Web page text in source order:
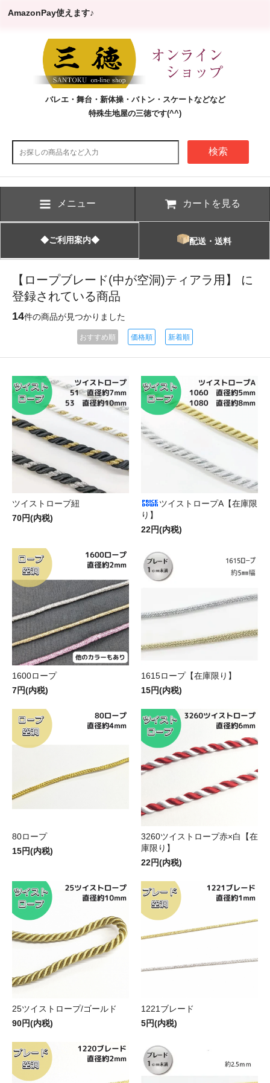
AmazonPay使えます♪
バレエ・舞台・新体操・バトン・スケートなどなど
特殊生地屋の三徳です(^^)
検索
メニュー カートを見る
◆ご利用案内◆ 配送・送料
【ロープブレード(中が空洞)ティアラ用】 に
登録されている商品
14件の商品が見つかりました
おすすめ順 価格順 新着順
ツイストロープ紐
70円(内税)
ツイストロープA【在庫限
り】
22円(内税)
1600ロープ
7円(内税)
1615ロープ【在庫限り】
15円(内税)
80ロープ
15円(内税)
3260ツイストロープ赤×白【在
庫限り】
22円(内税)
25ツイストロープ/ゴールド
90円(内税)
1221ブレード
5円(内税)